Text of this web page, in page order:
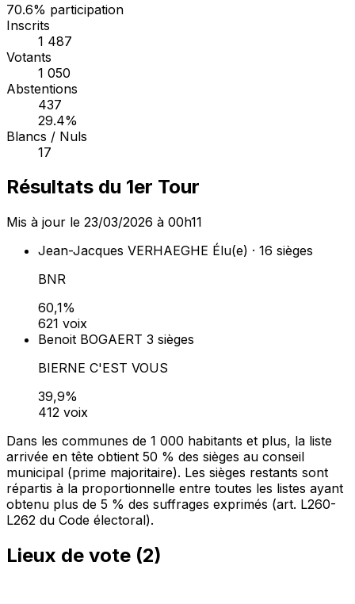
70.6% participation
Inscrits
1 487
Votants
1 050
Abstentions
437
29.4%
Blancs / Nuls
17
Résultats du 1er Tour
Mis à jour le 23/03/2026 à 00h11
Jean-Jacques VERHAEGHE Élu(e) · 16 sièges
BNR
60,1%
621 voix
Benoit BOGAERT 3 sièges
BIERNE C'EST VOUS
39,9%
412 voix
Dans les communes de 1 000 habitants et plus, la liste
arrivée en tête obtient 50 % des sièges au conseil
municipal (prime majoritaire). Les sièges restants sont
répartis à la proportionnelle entre toutes les listes ayant
obtenu plus de 5 % des suffrages exprimés (art. L260-
L262 du Code électoral).
Lieux de vote (2)